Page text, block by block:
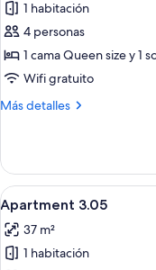
de
Apartment
3.04
1 habitación
4 personas
1 cama Queen size y 1
Wifi gratuito
Más detalles
Más
3.04
Ver
todas
las
fotos
9
Apartment 3.05
37 m²
1 habitación